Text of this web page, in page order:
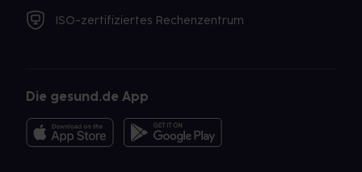
ISO-zertifiziertes Rechenzentrum
Die gesund.de App